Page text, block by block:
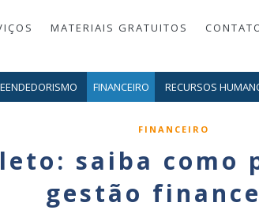
MATERIAIS GRATUITOS
FINANCEIRO RECURSOS
FINANCEIRO
saiba como
gestão